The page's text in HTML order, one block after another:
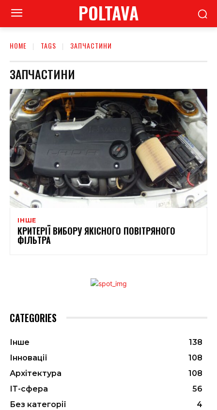
POLTAVA
HOME TAGS ЗАПЧАСТИНИ
ЗАПЧАСТИНИ
ІНШЕ
КРИТЕРІЇ ВИБОРУ ЯКІСНОГО ПОВІТРЯНОГО
ФІЛЬТРА
CATEGORIES
Інше
138
Інновації
108
Архітектура
108
ІТ-сфера
56
Без категорії
4